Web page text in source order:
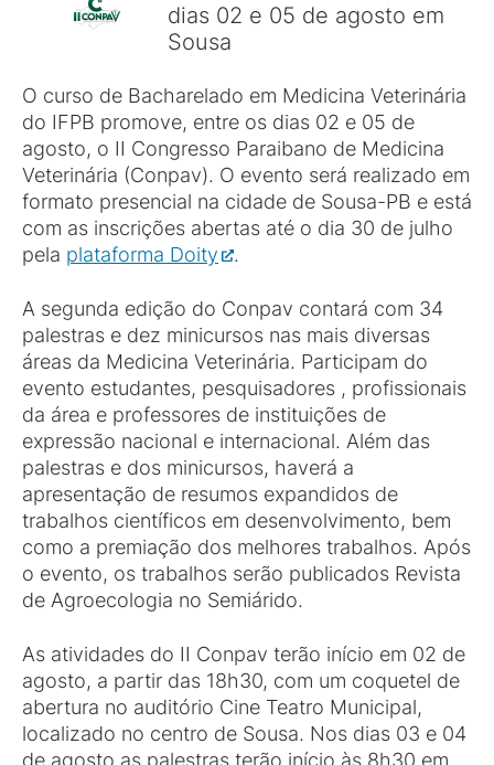
dias 02 e 05 de agosto em
Sousa
O curso de Bacharelado em Medicina Veterinária
do IFPB promove, entre os dias 02 e 05 de
agosto, o II Congresso Paraibano de Medicina
Veterinária (Conpav). O evento será realizado em
formato presencial na cidade de Sousa-PB e está
com as inscrições abertas até o dia 30 de julho
pela plataforma Doity .
A segunda edição do Conpav contará com 34
palestras e dez minicursos nas mais diversas
áreas da Medicina Veterinária. Participam do
evento estudantes, pesquisadores , profissionais
da área e professores de instituições de
expressão nacional e internacional. Além das
palestras e dos minicursos, haverá a
apresentação de resumos expandidos de
trabalhos científicos em desenvolvimento, bem
como a premiação dos melhores trabalhos. Após
o evento, os trabalhos serão publicados Revista
de Agroecologia no Semiárido.
As atividades do II Conpav terão início em 02 de
agosto, a partir das 18h30, com um coquetel de
abertura no auditório Cine Teatro Municipal,
localizado no centro de Sousa. Nos dias 03 e 04
de agosto as palestras terão início às 8h30 em